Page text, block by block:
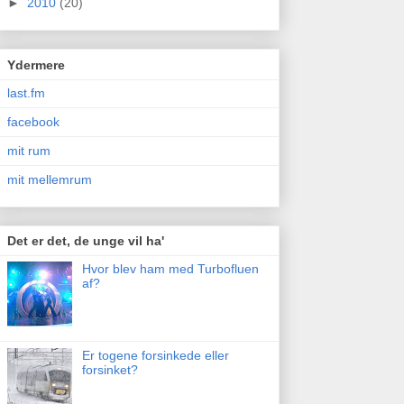
Ydermere
last.fm
facebook
mit rum
mit mellemrum
Det er det, de unge vil ha'
Hvor blev ham med Turbofluen
af?
Er togene forsinkede eller
forsinket?